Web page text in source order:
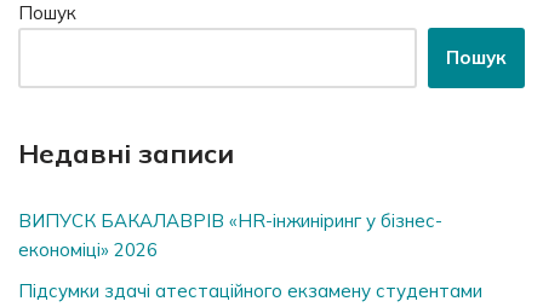
Пошук
Пошук
Недавні записи
ВИПУСК БАКАЛАВРІВ «HR-інжиніринг у бізнес-
економіці» 2026
Підсумки здачі атестаційного екзамену студентами